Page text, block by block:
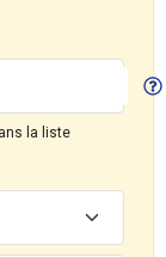
la liste